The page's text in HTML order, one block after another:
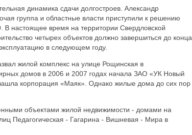
динамика сдачи долгостроев. Александр
группа и областные власти приступили к решению
настоящее время на территории Свердловской
четырех объектов должно завершиться до конца
в следующем году.
жилой комплекс на улице Рощинская в
домов в 2006 и 2007 годах начала ЗАО «УК Новый
корпорация «Маяк». Однако жилые дома до сих пор
объектами жилой недвижимости - домами на
Педагогическая - Гагарина - Вишневая - Мира в